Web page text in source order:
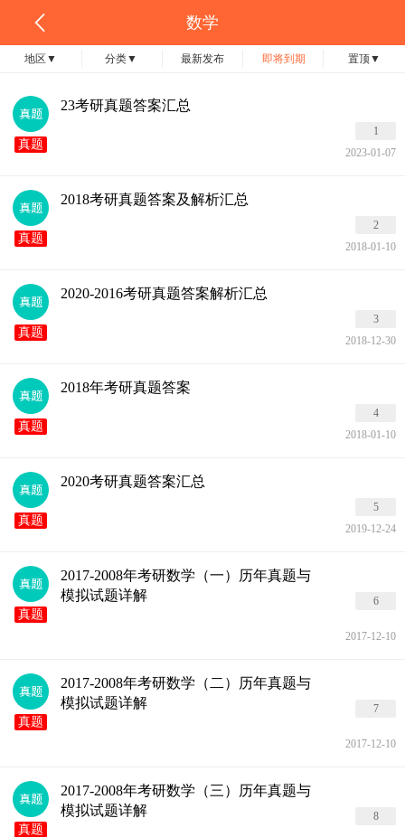
数学
地区 ▼ 分类▼ 最新发布 即将到期 置顶▼
真题
23考研真题答案汇总
1
2023-01-07
真题
2018考研真题答案及解析汇总
2
2018-01-10
真题
2020-2016考研真题答案解析汇总
3
2018-12-30
真题
2018年考研真题答案
4
2018-01-10
真题
2020考研真题答案汇总
5
2019-12-24
真题
2017-2008年考研数学（一）历年真题与
模拟试题详解
6
2017-12-10
真题
2017-2008年考研数学（二）历年真题与
模拟试题详解
7
2017-12-10
真题
2017-2008年考研数学（三）历年真题与
模拟试题详解
8